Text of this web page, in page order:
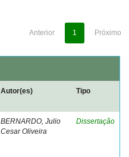
Anterior 1 Próximo
Autor(es) Tipo
BERNARDO, Julio
Cesar Oliveira
Dissertação